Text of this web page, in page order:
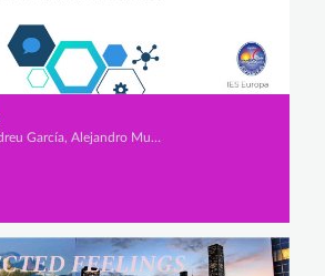
Secundaria, Clara Andreu García, Alejandro Mula López y Mª Carmen Sánchez Escarabajal